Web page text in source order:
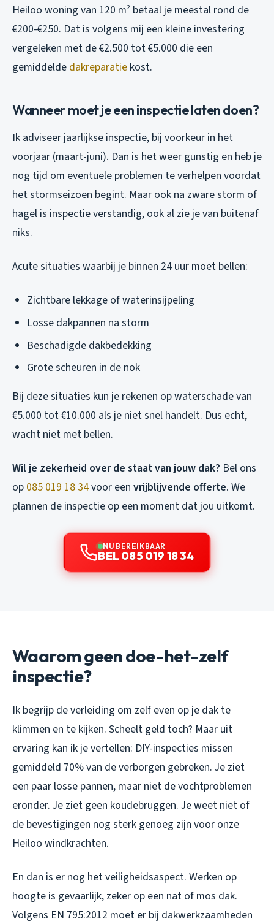
Heiloo woning van 120 m² betaal je meestal rond de
€200-€250. Dat is volgens mij een kleine investering
vergeleken met de €2.500 tot €5.000 die een
gemiddelde dakreparatie kost.
Wanneer moet je een inspectie laten doen?
Ik adviseer jaarlijkse inspectie, bij voorkeur in het
voorjaar (maart-juni). Dan is het weer gunstig en heb je
nog tijd om eventuele problemen te verhelpen voordat
het stormseizoen begint. Maar ook na zware storm of
hagel is inspectie verstandig, ook al zie je van buitenaf
niks.
Acute situaties waarbij je binnen 24 uur moet bellen:
Zichtbare lekkage of waterinsijpeling
Losse dakpannen na storm
Beschadigde dakbedekking
Grote scheuren in de nok
Bij deze situaties kun je rekenen op waterschade van
€5.000 tot €10.000 als je niet snel handelt. Dus echt,
wacht niet met bellen.
Wil je zekerheid over de staat van jouw dak? Bel ons
op 085 019 18 34voor een vrijblijvende offerte. We
plannen de inspectie op een moment dat jou uitkomt.
NU BEREIKBAAR
BEL 085 019 18 34
Waarom geen doe-het-zelf
inspectie?
Ik begrijp de verleiding om zelf even op je dak te
klimmen en te kijken. Scheelt geld toch? Maar uit
ervaring kan ik je vertellen: DIY-inspecties missen
gemiddeld 70% van de verborgen gebreken. Je ziet
een paar losse pannen, maar niet de vochtproblemen
eronder. Je ziet geen koudebruggen. Je weet niet of
de bevestigingen nog sterk genoeg zijn voor onze
Heiloo windkrachten.
En dan is er nog het veiligheidsaspect. Werken op
hoogte is gevaarlijk, zeker op een nat of mos dak.
Volgens EN 795:2012 moet er bij dakwerkzaamheden